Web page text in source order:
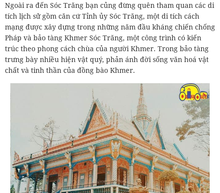
Ngoài ra đến Sóc Trăng bạn củng đừng quên tham quan các di
tích lịch sử gồm căn cứ Tỉnh ủy Sóc Trăng, một di tích cách
mạng được xây dựng trong những năm đầu kháng chiến chống
Pháp và bảo tàng Khmer Sóc Trăng, một công trình có kiến
trúc theo phong cách chùa của người Khmer. Trong bảo tàng
trưng bày nhiều hiện vật quý, phản ánh đời sống văn hoá vật
chất và tinh thần của đồng bào Khmer.